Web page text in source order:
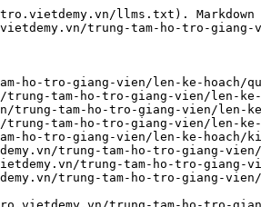
llms.txt). Markdown
trung-tam-ho-tro-giang-
tro-giang-vien/len-ke-hoach/
tam-ho-tro-giang-vien/len-ke-
tam-ho-tro-giang-vien/len-ke-
tam-ho-tro-giang-vien/len-ke-
tro-giang-vien/len-ke-hoach/
trung-tam-ho-tro-giang-vien/
trung-tam-ho-tro-giang-
trung-tam-ho-tro-giang-